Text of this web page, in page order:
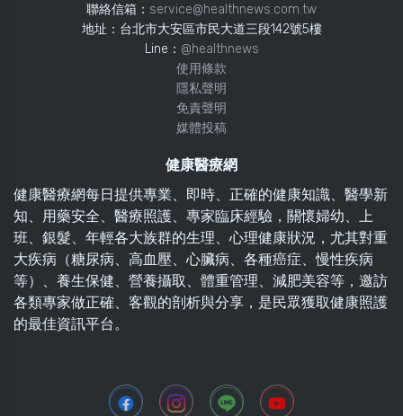
聯絡信箱： service@healthnews.com.tw
地址：台北市大安區市民大道三段142號5樓
Line： @healthnews
使用條款
隱私聲明
免責聲明
媒體投稿
健康醫療網
健康醫療網每日提供專業、即時、正確的健康知識、醫學新
知、用藥安全、醫療照護、專家臨床經驗，關懷婦幼、上
班、銀髮、年輕各大族群的生理、心理健康狀況，尤其對重
大疾病（糖尿病、高血壓、心臟病、各種癌症、慢性疾病
等）、養生保健、營養攝取、體重管理、減肥美容等，邀訪
各類專家做正確、客觀的剖析與分享，是民眾獲取健康照護
的最佳資訊平台。